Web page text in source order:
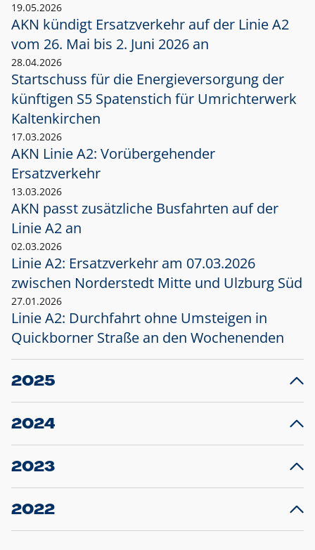
19.05.2026
AKN kündigt Ersatzverkehr auf der Linie A2
vom 26. Mai bis 2. Juni 2026 an
28.04.2026
Startschuss für die Energieversorgung der
künftigen S5 Spatenstich für Umrichterwerk
Kaltenkirchen
17.03.2026
AKN Linie A2: Vorübergehender
Ersatzverkehr
13.03.2026
AKN passt zusätzliche Busfahrten auf der
Linie A2 an
02.03.2026
Linie A2: Ersatzverkehr am 07.03.2026
zwischen Norderstedt Mitte und Ulzburg Süd
27.01.2026
Linie A2: Durchfahrt ohne Umsteigen in
Quickborner Straße an den Wochenenden
2025
23.12.2025
Projekt S5: Start der Bauarbeiten am
2024
10.12.2024
Großprojekt S5: Sperrung der Bahnstraße in
2023
20.12.2023
Schleswig-Holstein verlängert den
2022
22.12.2022